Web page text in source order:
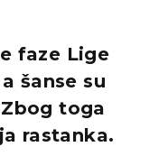
faze Lige
šanse su
toga
rastanka.